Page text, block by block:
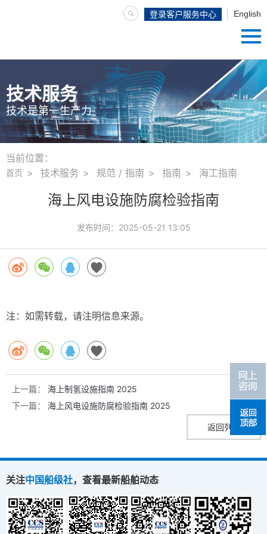
English
登录客户服务中心
技术服务
技术是第一生产力
当前位置：
首页 技术服务 规范 / 指南 指南 海工指南
海上风电设施防腐检验指南
发布时间： 2025-05-21 13:05
注：如需转载，请注明信息来源。
上一篇：
海上制氢设施指南 2025
下一篇：
海上风电设施防腐检验指南 2025
返回列表
关注中国船级社，查看最新船舶动态